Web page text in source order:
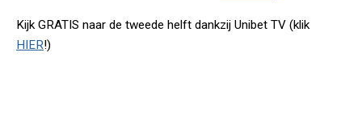
Kijk GRATIS naar de tweede helft dankzij Unibet TV (klik
HIER!)